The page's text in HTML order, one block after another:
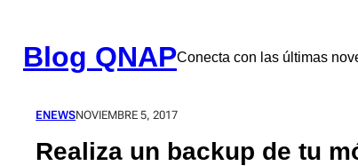
contenido
Blog QNAPConecta con las últimas
ENEWSNOVIEMBRE 5, 2017
Realiza un backup de tu